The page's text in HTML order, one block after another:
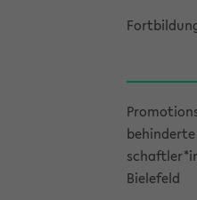
Bie­le­feld